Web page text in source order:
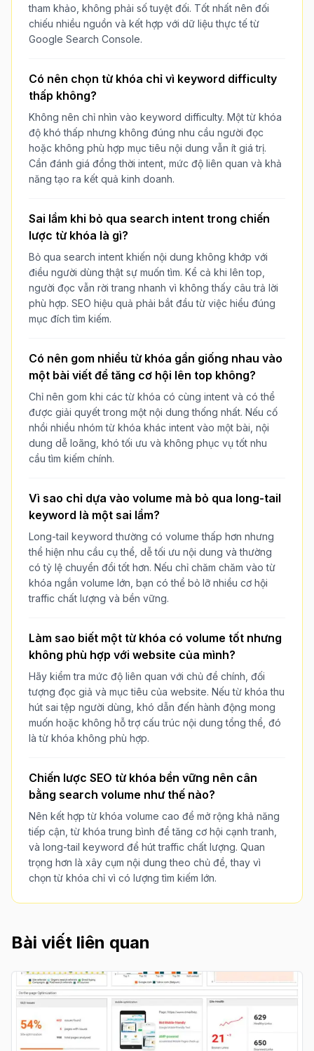
tham khảo, không phải số tuyệt đối. Tốt nhất nên đối
chiếu nhiều nguồn và kết hợp với dữ liệu thực tế từ
Google Search Console.
Có nên chọn từ khóa chỉ vì keyword difficulty
thấp không?
Không nên chỉ nhìn vào keyword difficulty. Một từ khóa
độ khó thấp nhưng không đúng nhu cầu người đọc
hoặc không phù hợp mục tiêu nội dung vẫn ít giá trị.
Cần đánh giá đồng thời intent, mức độ liên quan và khả
năng tạo ra kết quả kinh doanh.
Sai lầm khi bỏ qua search intent trong chiến
lược từ khóa là gì?
Bỏ qua search intent khiến nội dung không khớp với
điều người dùng thật sự muốn tìm. Kể cả khi lên top,
người đọc vẫn rời trang nhanh vì không thấy câu trả lời
phù hợp. SEO hiệu quả phải bắt đầu từ việc hiểu đúng
mục đích tìm kiếm.
Có nên gom nhiều từ khóa gần giống nhau vào
một bài viết để tăng cơ hội lên top không?
Chỉ nên gom khi các từ khóa có cùng intent và có thể
được giải quyết trong một nội dung thống nhất. Nếu cố
nhồi nhiều nhóm từ khóa khác intent vào một bài, nội
dung dễ loãng, khó tối ưu và không phục vụ tốt nhu
cầu tìm kiếm chính.
Vì sao chỉ dựa vào volume mà bỏ qua long-tail
keyword là một sai lầm?
Long-tail keyword thường có volume thấp hơn nhưng
thể hiện nhu cầu cụ thể, dễ tối ưu nội dung và thường
có tỷ lệ chuyển đổi tốt hơn. Nếu chỉ chăm chăm vào từ
khóa ngắn volume lớn, bạn có thể bỏ lỡ nhiều cơ hội
traffic chất lượng và bền vững.
Làm sao biết một từ khóa có volume tốt nhưng
không phù hợp với website của mình?
Hãy kiểm tra mức độ liên quan với chủ đề chính, đối
tượng đọc giả và mục tiêu của website. Nếu từ khóa thu
hút sai tệp người dùng, khó dẫn đến hành động mong
muốn hoặc không hỗ trợ cấu trúc nội dung tổng thể, đó
là từ khóa không phù hợp.
Chiến lược SEO từ khóa bền vững nên cân
bằng search volume như thế nào?
Nên kết hợp từ khóa volume cao để mở rộng khả năng
tiếp cận, từ khóa trung bình để tăng cơ hội cạnh tranh,
và long-tail keyword để hút traffic chất lượng. Quan
trọng hơn là xây cụm nội dung theo chủ đề, thay vì
chọn từ khóa chỉ vì có lượng tìm kiếm lớn.
Bài viết liên quan